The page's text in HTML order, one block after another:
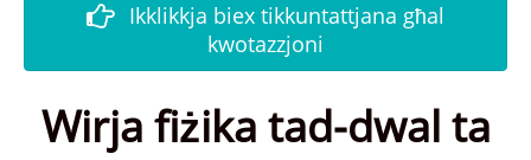
Ikklikkja biex tikkuntattjana għal
kwotazzjoni
Wirja fiżika tad-dwal ta